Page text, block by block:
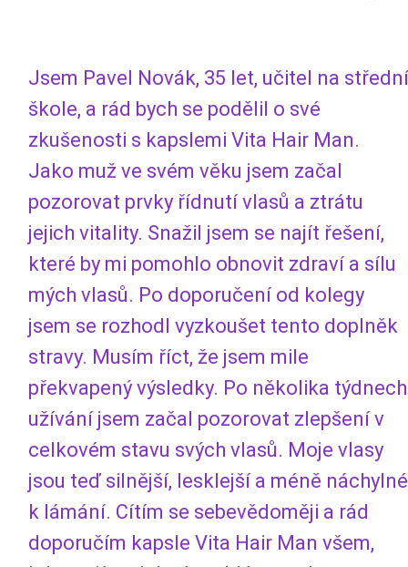
Jsem Pavel Novák, 35 let, učitel na střední
škole, a rád bych se podělil o své
zkušenosti s kapslemi Vita Hair Man.
Jako muž ve svém věku jsem začal
pozorovat prvky řídnutí vlasů a ztrátu
jejich vitality. Snažil jsem se najít řešení,
které by mi pomohlo obnovit zdraví a sílu
mých vlasů. Po doporučení od kolegy
jsem se rozhodl vyzkoušet tento doplněk
stravy. Musím říct, že jsem mile
překvapený výsledky. Po několika týdnech
užívání jsem začal pozorovat zlepšení v
celkovém stavu svých vlasů. Moje vlasy
jsou teď silnější, lesklejší a méně náchylné
k lámání. Cítím se sebevědoměji a rád
doporučím kapsle Vita Hair Man všem,